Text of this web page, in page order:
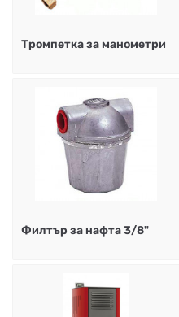
Тромпетка за манометри
Филтър за нафта 3/8"